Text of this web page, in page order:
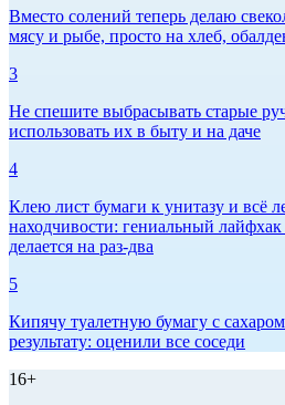
Вместо солений теперь делаю
мясу и рыбе, просто на хлеб,
3
Не спешите выбрасывать старые
использовать их в быту и на даче
4
Клею лист бумаги к унитазу и всё
находчивости: гениальный лайфхак
делается на раз-два
5
Кипячу туалетную бумагу с
результату: оценили все соседи
16+